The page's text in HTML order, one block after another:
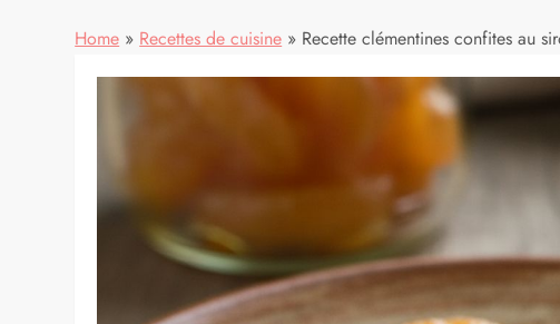
Home » Recettes de cuisine » Recette clémentines confites au